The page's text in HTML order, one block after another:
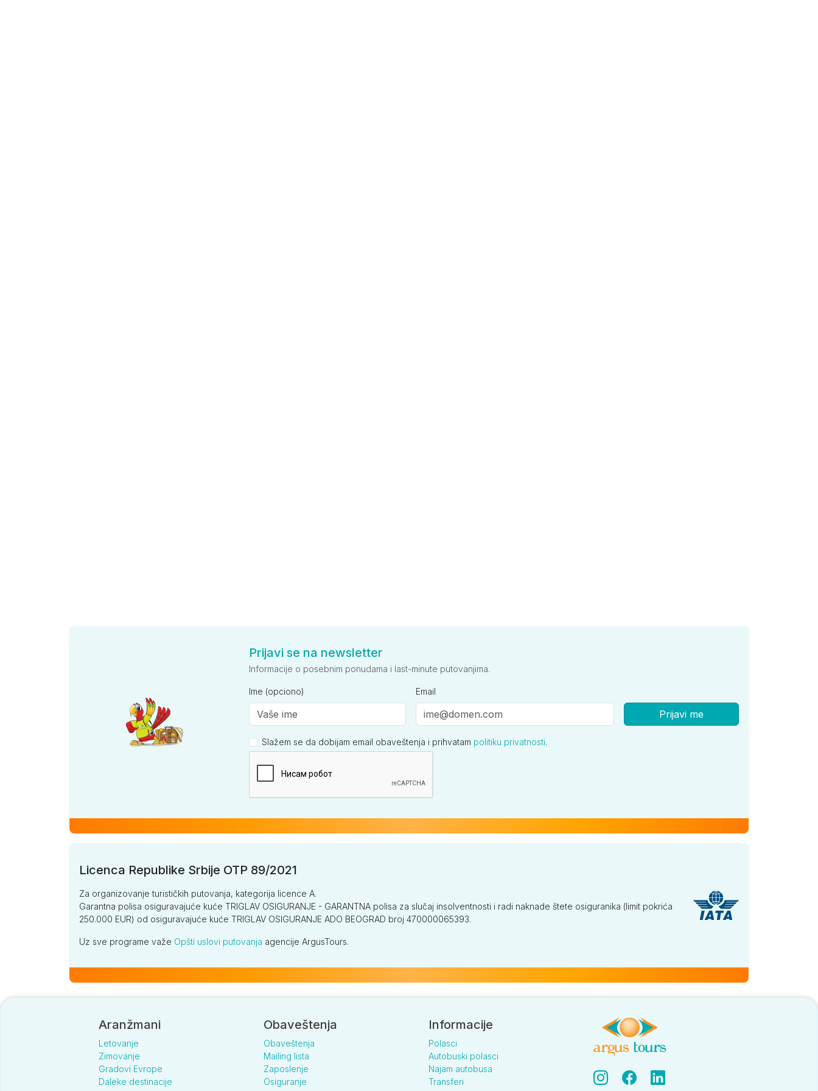
Prijavi se na newsletter
Informacije o posebnim ponudama i last-minute putovanjima.
Ime (opciono) Email
Prijavi me
Slažem se da dobijam email obaveštenja i prihvatam politiku privatnosti.
Licenca Republike Srbije OTP 89/2021
Za organizovanje turističkih putovanja, kategorija licence A.
Garantna polisa osiguravajuće kuće TRIGLAV OSIGURANJE - GARANTNA polisa za slučaj insolventnosti i radi naknade štete osiguranika (limit pokrića
250.000 EUR) od osiguravajuće kuće TRIGLAV OSIGURANJE ADO BEOGRAD broj 470000065393.
Uz sve programe važe Opšti uslovi putovanja agencije ArgusTours.
Aranžmani
Letovanje
Zimovanje
Gradovi Evrope
Daleke destinacije
Obaveštenja
Obaveštenja
Mailing lista
Zaposlenje
Osiguranje
Informacije
Polasci
Autobuski polasci
Najam autobusa
Transferi